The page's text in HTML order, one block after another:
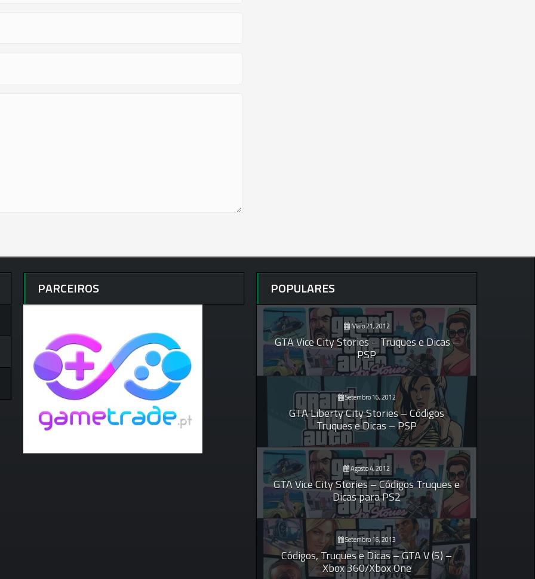
PARCEIROS POPULARES
Maio 21, 2012
GTA Vice City Stories – Truques e Dicas –
PSP
Setembro 16, 2012
GTA Liberty City Stories – Códigos
Truques e Dicas – PSP
Agosto 4, 2012
GTA Vice City Stories – Códigos Truques e
Dicas para PS2
Setembro 16, 2013
Códigos, Truques e Dicas – GTA V (5) –
Xbox 360/Xbox One